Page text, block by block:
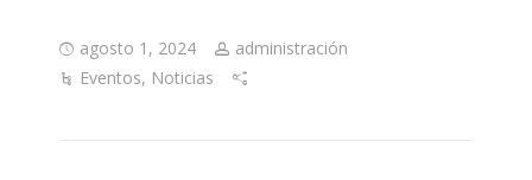
agosto 1, 2024
administración
Eventos, Noticias